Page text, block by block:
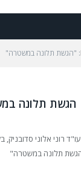
הגשת תלונה
רוני אלוני סדובניק,
תלונה במשטרה"